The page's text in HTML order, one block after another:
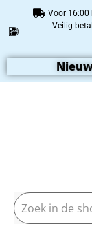
Voor 16:00
Veilig